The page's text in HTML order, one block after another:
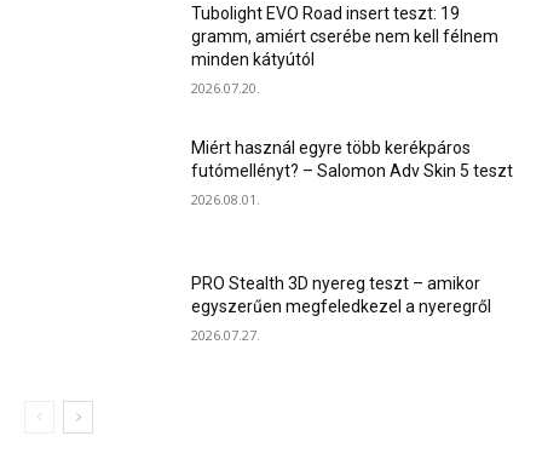
Tubolight EVO Road insert teszt: 19
gramm, amiért cserébe nem kell félnem
minden kátyútól
2026.07.20.
Miért használ egyre több kerékpáros
futómellényt? – Salomon Adv Skin 5 teszt
2026.08.01.
PRO Stealth 3D nyereg teszt – amikor
egyszerűen megfeledkezel a nyeregről
2026.07.27.